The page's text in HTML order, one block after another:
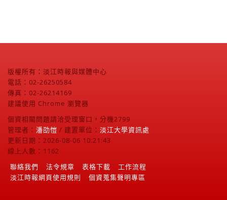
版權所有：淡江時報與媒體中心
電話：02-26250584
傳真：02-26214169
建議使用 Chrome 瀏覽器
個資相關問題請洽受理窗口，分機2799
管理者： 潘劭愷 / 建置單位： 淡江大學資訊處
更新日期：2026-08-06 10:21:43
線上人數：1162
聯絡我們
法令規章 表格下載
工作流程
淡江時報網頁使用規則
個資蒐集聲明專區